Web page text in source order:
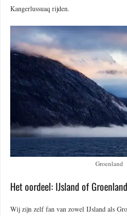
Kangerlussuaq rijden.
Groenland
Het oordeel: IJsland of
Wij zijn zelf fan van zowel IJsland als